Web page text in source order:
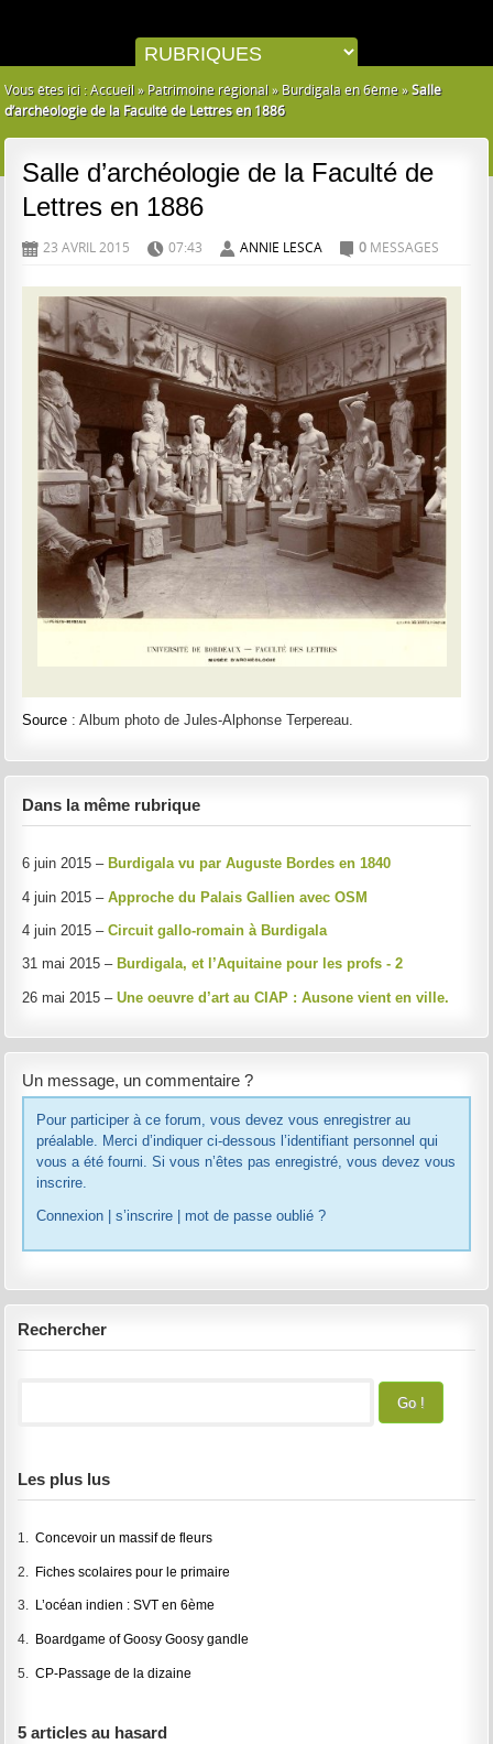
Vous êtes ici :Accueil » Patrimoine régional » Burdigala en 6ème »Salle
d’archéologie de la Faculté de Lettres en 1886
Salle d’archéologie de la Faculté de
Lettres en 1886
D 23 AVRIL 2015 H 07:43 A ANNIE LESCA 0 MESSAGES
Source : Album photo de Jules-Alphonse Terpereau.
Dans la même rubrique
6 juin 2015 – Burdigala vu par Auguste Bordes en 1840
4 juin 2015 –Approche du Palais Gallien avec OSM
4 juin 2015 –Circuit gallo-romain à Burdigala
31 mai 2015 – Burdigala, et l’Aquitaine pour les profs - 2
26 mai 2015 –Une oeuvre d’art au CIAP : Ausone vient en ville.
Un message, un commentaire ?
Pour participer à ce forum, vous devez vous enregistrer au
préalable. Merci d’indiquer ci-dessous l’identifiant personnel qui
vous a été fourni. Si vous n’êtes pas enregistré, vous devez vous
inscrire.
Connexion
s’inscrire mot de passe oublié ?
Rechercher
Les plus lus
1.Concevoir un massif de fleurs
2. Fiches scolaires pour le primaire
3. L’océan indien : SVT en 6ème
4. Boardgame of Goosy Goosy gandle
5.CP-Passage de la dizaine
5 articles au hasard